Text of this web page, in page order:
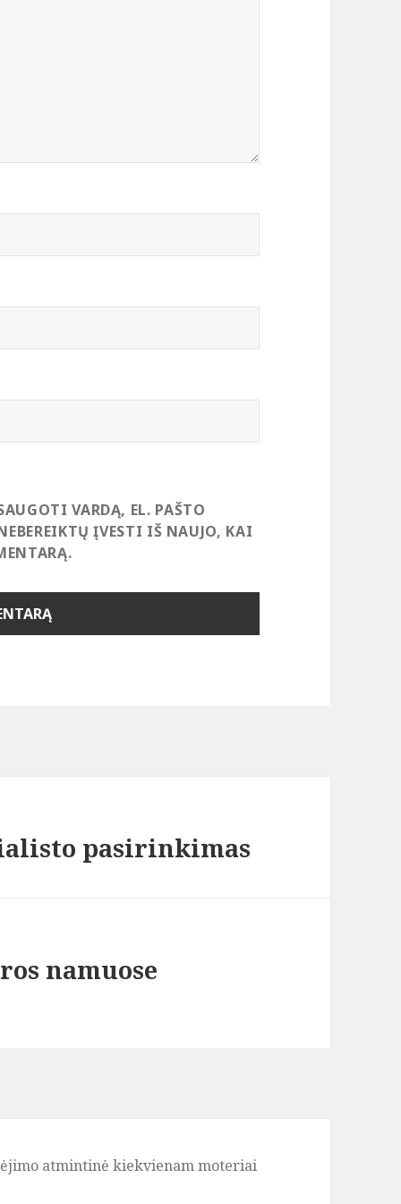
VARDĄ, EL. PAŠTO
ĮVESTI IŠ NAUJO, KAI
pasirinkimas
namuose
atmintinė kiekvienam moteriai